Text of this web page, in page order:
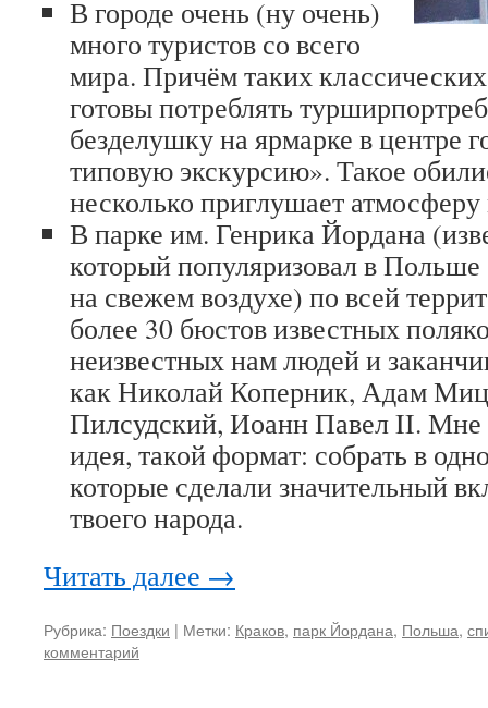
В городе очень (ну очень)
много туристов со всего
мира. Причём таких
готовы потреблять
безделушку на ярмарке в центре
типовую экскурсию». Такое
несколько приглушает атмосферу
В парке им. Генрика Йордана
который популяризовал в Польше
на свежем воздухе) по всей
более 30 бюстов известных
неизвестных нам людей и
как Николай Коперник, Адам
Пилсудский, Иоанн Павел II. Мне
идея, такой формат: собрать в
которые сделали значительный
твоего народа.
Читать далее →
Рубрика: Поездки | Метки: Краков, парк Йордана, Польша,
комментарий